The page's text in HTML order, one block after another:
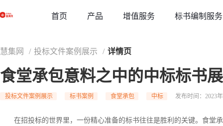
首页 产品 增值服务 标书编制服务
慧集网 / 投标文件案例展示 / 详情页
食堂承包意料之中的中标标书
投标文件案例展示 标书案例 食堂承包 中标 发布时间：2023
在招投标的世界里，一份精心准备的标书往往是胜利的关键。食堂